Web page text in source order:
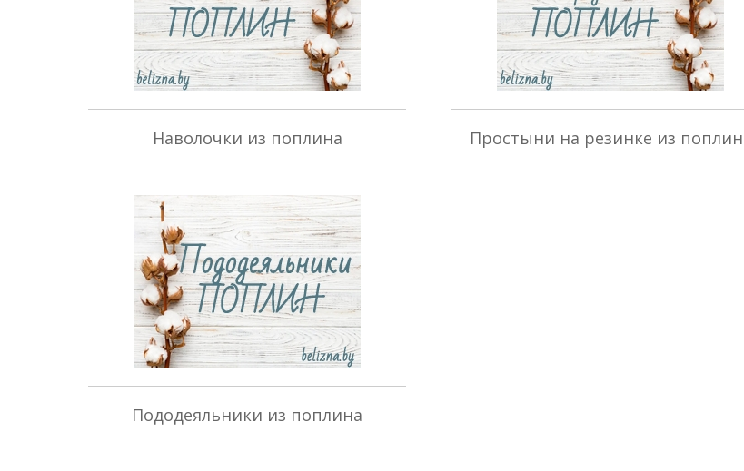
Наволочки из поплина Простыни на резинке из
Пододеяльники из поплина